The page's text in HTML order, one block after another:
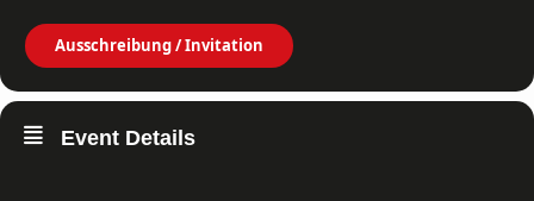
Ausschreibung / Invitation
Event Details